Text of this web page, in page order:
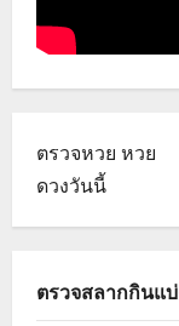
ตรวจหวย หวย
ดวงวันนี้
ตรวจสลากกินแ